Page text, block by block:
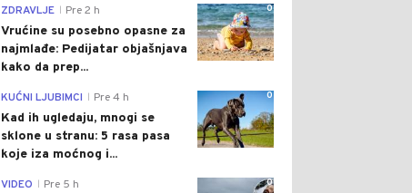
0
ZDRAVLJE Pre 2 h
Vrućine su posebno opasne za
najmlađe: Pedijatar objašnjava
kako da prep...
0
KUĆNI LJUBIMCI Pre 4 h
Kad ih ugledaju, mnogi se
sklone u stranu: 5 rasa pasa
koje iza moćnog i...
0
VIDEO Pre 5 h